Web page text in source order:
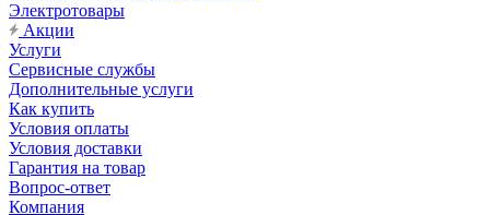
Электротовары
Акции
Услуги
Сервисные службы
Дополнительные услуги
Как купить
Условия оплаты
Условия доставки
Гарантия на товар
Вопрос-ответ
Компания